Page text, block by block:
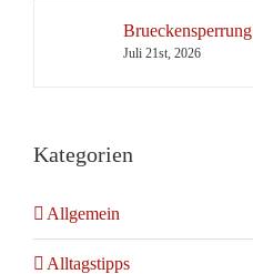
Brueckensperrung
Juli 21st, 2026
Kategorien
Allgemein
Alltagstipps